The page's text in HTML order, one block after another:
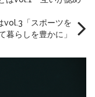
vol.3「スポーツを
暮らしを豊かに」